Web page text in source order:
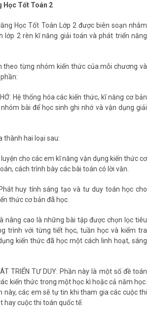
Học Tốt Toán 2
Học Tốt Toán Lớp 2 được biên soạn nhằm
lớp 2 rèn kĩ năng giải toán và phát triển năng
theo từng nhóm kiến thức của mỗi chương và
Hệ thống hóa các kiến thức, kĩ năng cơ bản
bài để học sinh ghi nhớ và vận dụng giải
thành hai loại sau:
cho các em kĩ năng vận dụng kiến thức cơ
cách trình bày các bài toán có lời văn.
huy tính sáng tạo và tư duy toán học cho
thức cơ bản đã học.
nâng cao là những bài tập được chọn lọc tiêu
trình với từng tiết học, tuần học và kiểm tra
kiến thức đã học một cách linh hoạt, sáng
TRIỂN TƯ DUY: Phần này là một số đề toán
kiến thức trong một học kì hoặc cả năm học.
này, các em sẽ tự tin khi tham gia các cuộc thi
hay cuộc thi toán quốc tế.